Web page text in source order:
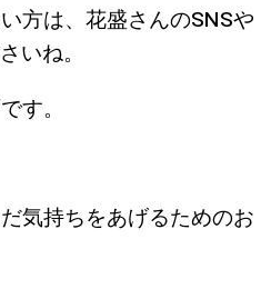
方は、花盛さんのSNSや
いね。
す。
気持ちをあげるためのお